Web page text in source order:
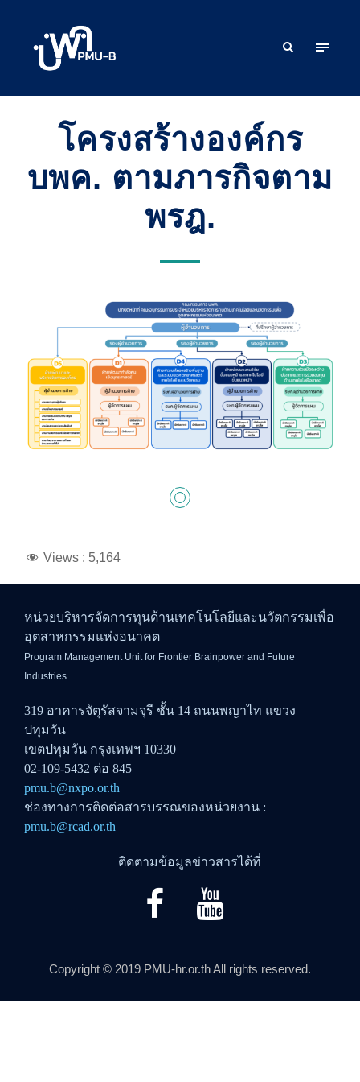
โครงสร้างองค์กร
บพค. ตามภารกิจตาม
พรฎ.
Views : 5,164
หน่วยบริหารจัดการทุนด้านเทคโนโลยีและนวัตกรรมเพื่อ
อุตสาหกรรมแห่งอนาคต
Program Management Unit for Frontier Brainpower and Future
Industries
319 อาคารจัตุรัสจามจุรี ชั้น 14 ถนนพญาไท แขวง
ปทุมวัน
เขตปทุมวัน กรุงเทพฯ 10330
02-109-5432 ต่อ 845
pmu.b@nxpo.or.th
ช่องทางการติดต่อสารบรรณของหน่วยงาน :
pmu.b@rcad.or.th
ติดตามข้อมูลข่าวสารได้ที่
Copyright © 2019 PMU-hr.or.th All rights reserved.